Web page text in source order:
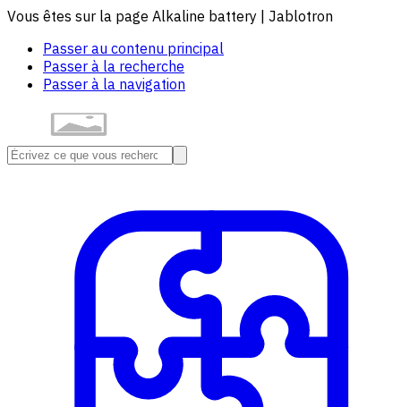
Vous êtes sur la page Alkaline battery | Jablotron
Passer au contenu principal
Passer à la recherche
Passer à la navigation